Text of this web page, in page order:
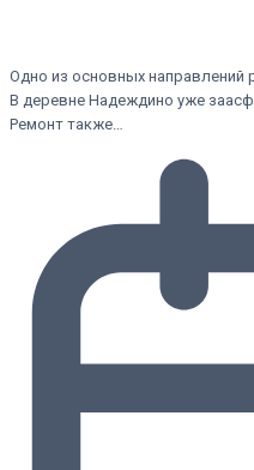
Одно из основных направлений
В деревне Надеждино уже
Ремонт также…